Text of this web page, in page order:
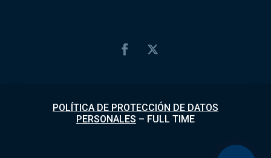
POLÍTICA DE PROTECCIÓN DE DATOS
PERSONALES – FULL TIME